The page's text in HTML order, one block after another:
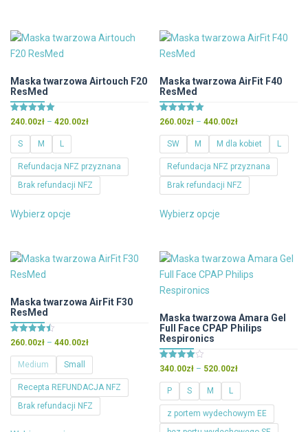
można
stronie
wariantów.
wybrać
Maska twarzowa Airtouch F20
ResMed
Oceniono
na 5
240.00zł – 420.00złZakres
240.00zł
do
420.00zł
S M L
Refundacja NFZ przyznana
Brak refundacji NFZ
Wybierz opcje
można
stronie
produktu
Maska twarzowa AirFit F40
ResMed
Oceniono
na 5
260.00zł – 440.00złZakres
cen:
od
260.00zł
do
440.00zł
SW M M dla kobiet L
Refundacja NFZ przyznana
Brak refundacji NFZ
Wybierz opcje
Opcje
wybrać
na
Maska twarzowa AirFit F30
ResMed
Oceniono
na 5
260.00zł – 440.00złZakres
cen:
260.00zł
do
440.00zł
Medium Small
Recepta REFUNDACJA NFZ
Brak refundacji NFZ
Maska twarzowa Amara Gel
Full Face CPAP Philips
Respironics
Oceniono
na 5
340.00zł – 520.00złZakres
cen:
340.00zł
do
P S M L
z portem wydechowym EE